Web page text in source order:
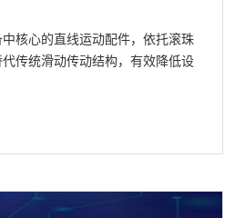
核心的直线运动配件，依托滚珠
传统滑动传动结构，有效降低设